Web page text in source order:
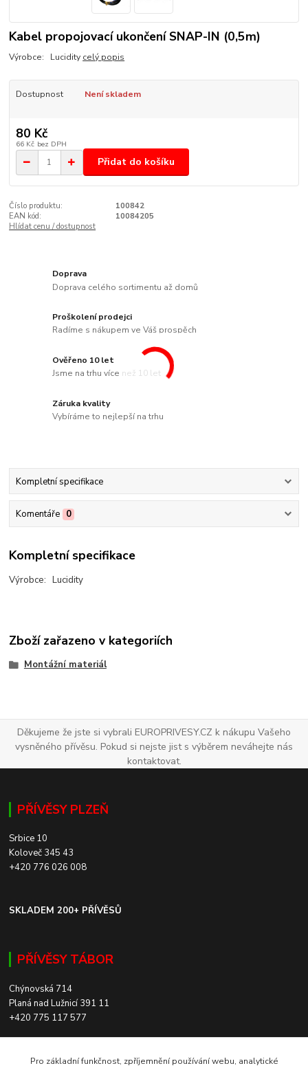
Kabel propojovací ukončení SNAP-IN (0,5m)
Výrobce: Lucidity celý popis
Dostupnost Není skladem
80 Kč
66 Kč bez DPH
Přidat do košíku
Číslo produktu:
100842
EAN kód:
10084205
Hlídat cenu / dostupnost
Doprava
Doprava celého sortimentu až domů
Proškolení prodejci
Radíme s nákupem ve Váš prospěch
Ověřeno 10 let
Jsme na trhu více než 10 let
Záruka kvality
Vybíráme to nejlepší na trhu
Kompletní specifikace
Komentáře 0
Kompletní specifikace
Výrobce: Lucidity
Zboží zařazeno v kategoriích
Montážní materiál
Děkujeme že jste si vybrali EUROPRIVESY.CZ k nákupu Vašeho
vysněného přívěsu. Pokud si nejste jist s výběrem neváhejte nás
kontaktovat.
PŘÍVĚSY PLZEŇ
Srbice 10
Koloveč 345 43
+420 776 026 008
SKLADEM 200+ PŘÍVĚSŮ
PŘÍVĚSY TÁBOR
Chýnovská 714
Planá nad Lužnicí 391 11
+420 775 117 577
Pro základní funkčnost, zpříjemnění používání webu, analytické